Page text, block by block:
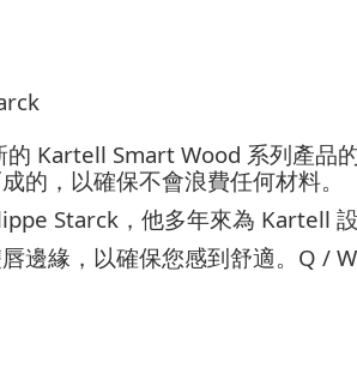
的 Kartell Smart Wood 系列產品
的，以確保不會浪費任何材料。
Starck ，他多年來為 Kartell
邊緣，以確保您感到舒適。 Q /